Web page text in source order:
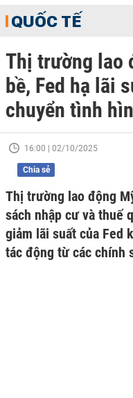
QUỐC TẾ
Thị trường lao
bề, Fed hạ lãi
chuyển tình
16:00 | 02/10/2025
Chia sẻ
Thị trường lao động
sách nhập cư và thuế
giảm lãi suất của Fed
tác động từ các chính